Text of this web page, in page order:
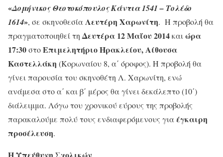
«Δομήνικος Θεοτοκόπουλος Κάντια 1541 – Τολέδο
1614», σε σκηνοθεσίαΛευτέρη Χαρωνίτη. Η προβολή θα
πραγματοποιηθεί τη Δευτέρα 12 Μαΐου 2014καιώρα
17:30στοΕπιμελητήριο Ηρακλείου, Αίθουσα
Καστελλάκη (Κορωναίου 8, α΄ όροφος). Η προβολή θα
γίνει παρουσία του σκηνοθέτη Λ. Χαρωνίτη, ενώ
ανάμεσα στο α΄ και β΄ μέρος θα γίνει δεκάλεπτο (10΄)
διάλειμμα. Λόγω του χρονικού εύρους της προβολής
παρακαλούμε πολύ τους ενδιαφερόμενους γιαέγκαιρη
προσέλευση.